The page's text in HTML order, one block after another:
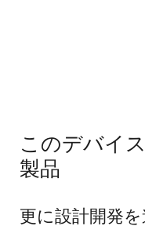
このデバイ
製品
更に設計開発